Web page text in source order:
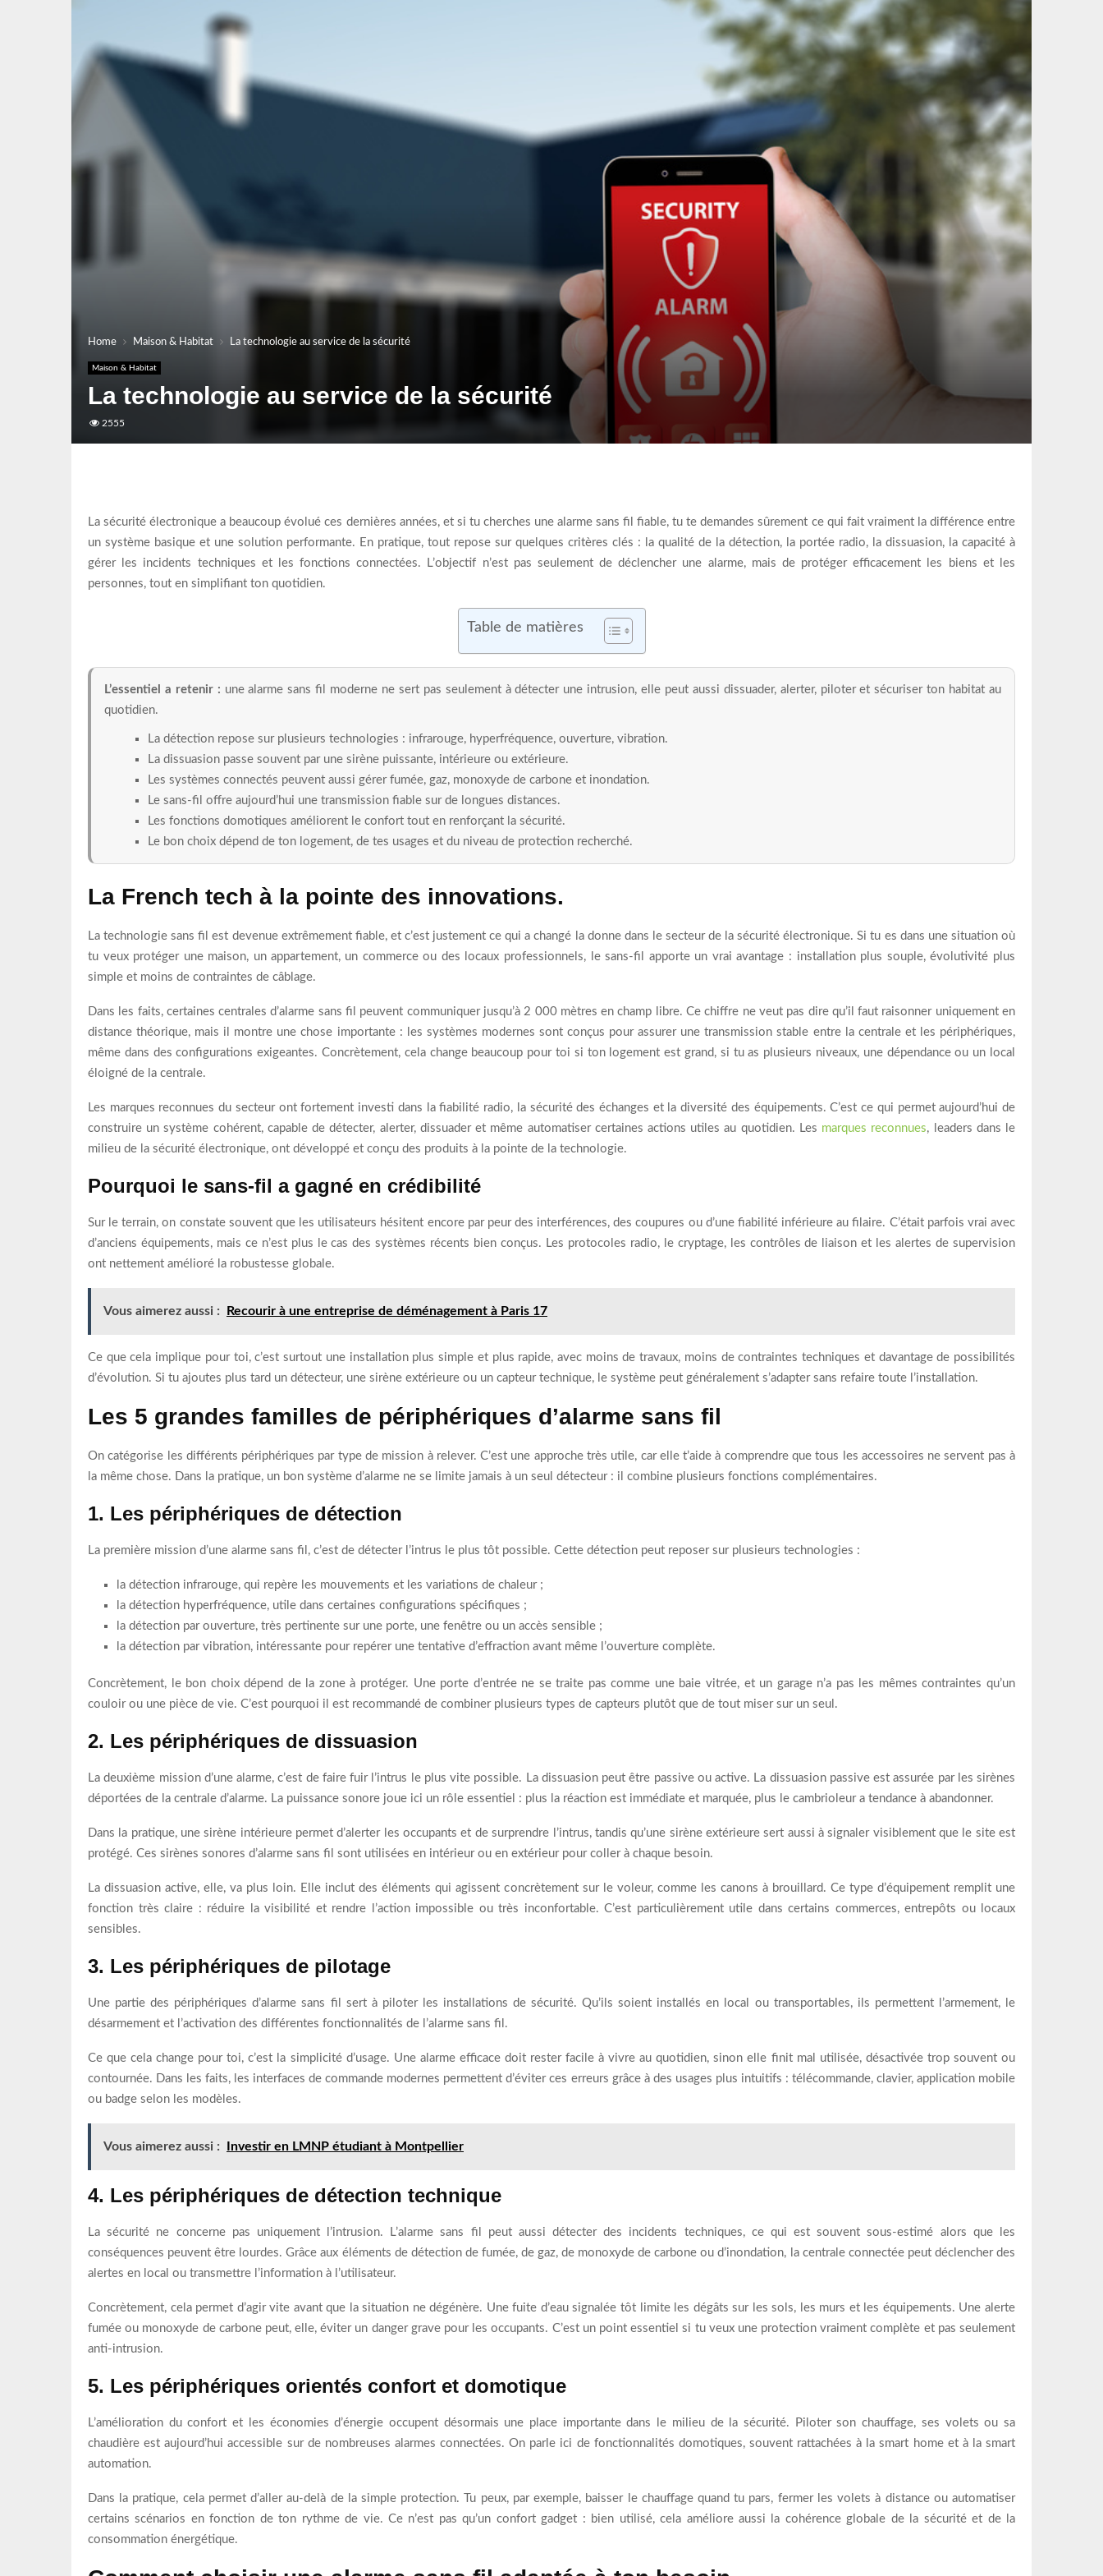
Home Maison & Habitat La technologie au service de la sécurité
Maison & Habitat
La technologie au service de la sécurité
2555
La sécurité électronique a beaucoup évolué ces dernières années, et si tu cherches une alarme sans fil fiable, tu te demandes sûrement ce qui fait vraiment la différence entre
un système basique et une solution performante. En pratique, tout repose sur quelques critères clés : la qualité de la détection, la portée radio, la dissuasion, la capacité à
gérer les incidents techniques et les fonctions connectées. L’objectif n’est pas seulement de déclencher une alarme, mais de protéger efficacement les biens et les
personnes, tout en simplifiant ton quotidien.
Table de matières
L’essentiel a retenir : une alarme sans fil moderne ne sert pas seulement à détecter une intrusion, elle peut aussi dissuader, alerter, piloter et sécuriser ton habitat au
quotidien.
La détection repose sur plusieurs technologies : infrarouge, hyperfréquence, ouverture, vibration.
La dissuasion passe souvent par une sirène puissante, intérieure ou extérieure.
Les systèmes connectés peuvent aussi gérer fumée, gaz, monoxyde de carbone et inondation.
Le sans-fil offre aujourd’hui une transmission fiable sur de longues distances.
Les fonctions domotiques améliorent le confort tout en renforçant la sécurité.
Le bon choix dépend de ton logement, de tes usages et du niveau de protection recherché.
La French tech à la pointe des innovations.
La technologie sans fil est devenue extrêmement fiable, et c’est justement ce qui a changé la donne dans le secteur de la sécurité électronique. Si tu es dans une situation où
tu veux protéger une maison, un appartement, un commerce ou des locaux professionnels, le sans-fil apporte un vrai avantage : installation plus souple, évolutivité plus
simple et moins de contraintes de câblage.
Dans les faits, certaines centrales d’alarme sans fil peuvent communiquer jusqu’à 2 000 mètres en champ libre. Ce chiffre ne veut pas dire qu’il faut raisonner uniquement en
distance théorique, mais il montre une chose importante : les systèmes modernes sont conçus pour assurer une transmission stable entre la centrale et les périphériques,
même dans des configurations exigeantes. Concrètement, cela change beaucoup pour toi si ton logement est grand, si tu as plusieurs niveaux, une dépendance ou un local
éloigné de la centrale.
Les marques reconnues du secteur ont fortement investi dans la fiabilité radio, la sécurité des échanges et la diversité des équipements. C’est ce qui permet aujourd’hui de
construire un système cohérent, capable de détecter, alerter, dissuader et même automatiser certaines actions utiles au quotidien. Les marques reconnues, leaders dans le
milieu de la sécurité électronique, ont développé et conçu des produits à la pointe de la technologie.
Pourquoi le sans-fil a gagné en crédibilité
Sur le terrain, on constate souvent que les utilisateurs hésitent encore par peur des interférences, des coupures ou d’une fiabilité inférieure au filaire. C’était parfois vrai avec
d’anciens équipements, mais ce n’est plus le cas des systèmes récents bien conçus. Les protocoles radio, le cryptage, les contrôles de liaison et les alertes de supervision
ont nettement amélioré la robustesse globale.
Vous aimerez aussi : Recourir à une entreprise de déménagement à Paris 17
Ce que cela implique pour toi, c’est surtout une installation plus simple et plus rapide, avec moins de travaux, moins de contraintes techniques et davantage de possibilités
d’évolution. Si tu ajoutes plus tard un détecteur, une sirène extérieure ou un capteur technique, le système peut généralement s’adapter sans refaire toute l’installation.
Les 5 grandes familles de périphériques d’alarme sans fil
On catégorise les différents périphériques par type de mission à relever. C’est une approche très utile, car elle t’aide à comprendre que tous les accessoires ne servent pas à
la même chose. Dans la pratique, un bon système d’alarme ne se limite jamais à un seul détecteur : il combine plusieurs fonctions complémentaires.
1. Les périphériques de détection
La première mission d’une alarme sans fil, c’est de détecter l’intrus le plus tôt possible. Cette détection peut reposer sur plusieurs technologies :
la détection infrarouge, qui repère les mouvements et les variations de chaleur ;
la détection hyperfréquence, utile dans certaines configurations spécifiques ;
la détection par ouverture, très pertinente sur une porte, une fenêtre ou un accès sensible ;
la détection par vibration, intéressante pour repérer une tentative d’effraction avant même l’ouverture complète.
Concrètement, le bon choix dépend de la zone à protéger. Une porte d’entrée ne se traite pas comme une baie vitrée, et un garage n’a pas les mêmes contraintes qu’un
couloir ou une pièce de vie. C’est pourquoi il est recommandé de combiner plusieurs types de capteurs plutôt que de tout miser sur un seul.
2. Les périphériques de dissuasion
La deuxième mission d’une alarme, c’est de faire fuir l’intrus le plus vite possible. La dissuasion peut être passive ou active. La dissuasion passive est assurée par les sirènes
déportées de la centrale d’alarme. La puissance sonore joue ici un rôle essentiel : plus la réaction est immédiate et marquée, plus le cambrioleur a tendance à abandonner.
Dans la pratique, une sirène intérieure permet d’alerter les occupants et de surprendre l’intrus, tandis qu’une sirène extérieure sert aussi à signaler visiblement que le site est
protégé. Ces sirènes sonores d’alarme sans fil sont utilisées en intérieur ou en extérieur pour coller à chaque besoin.
La dissuasion active, elle, va plus loin. Elle inclut des éléments qui agissent concrètement sur le voleur, comme les canons à brouillard. Ce type d’équipement remplit une
fonction très claire : réduire la visibilité et rendre l’action impossible ou très inconfortable. C’est particulièrement utile dans certains commerces, entrepôts ou locaux
sensibles.
3. Les périphériques de pilotage
Une partie des périphériques d’alarme sans fil sert à piloter les installations de sécurité. Qu’ils soient installés en local ou transportables, ils permettent l’armement, le
désarmement et l’activation des différentes fonctionnalités de l’alarme sans fil.
Ce que cela change pour toi, c’est la simplicité d’usage. Une alarme efficace doit rester facile à vivre au quotidien, sinon elle finit mal utilisée, désactivée trop souvent ou
contournée. Dans les faits, les interfaces de commande modernes permettent d’éviter ces erreurs grâce à des usages plus intuitifs : télécommande, clavier, application mobile
ou badge selon les modèles.
Vous aimerez aussi : Investir en LMNP étudiant à Montpellier
4. Les périphériques de détection technique
La sécurité ne concerne pas uniquement l’intrusion. L’alarme sans fil peut aussi détecter des incidents techniques, ce qui est souvent sous-estimé alors que les
conséquences peuvent être lourdes. Grâce aux éléments de détection de fumée, de gaz, de monoxyde de carbone ou d’inondation, la centrale connectée peut déclencher des
alertes en local ou transmettre l’information à l’utilisateur.
Concrètement, cela permet d’agir vite avant que la situation ne dégénère. Une fuite d’eau signalée tôt limite les dégâts sur les sols, les murs et les équipements. Une alerte
fumée ou monoxyde de carbone peut, elle, éviter un danger grave pour les occupants. C’est un point essentiel si tu veux une protection vraiment complète et pas seulement
anti-intrusion.
5. Les périphériques orientés confort et domotique
L’amélioration du confort et les économies d’énergie occupent désormais une place importante dans le milieu de la sécurité. Piloter son chauffage, ses volets ou sa
chaudière est aujourd’hui accessible sur de nombreuses alarmes connectées. On parle ici de fonctionnalités domotiques, souvent rattachées à la smart home et à la smart
automation.
Dans la pratique, cela permet d’aller au-delà de la simple protection. Tu peux, par exemple, baisser le chauffage quand tu pars, fermer les volets à distance ou automatiser
certains scénarios en fonction de ton rythme de vie. Ce n’est pas qu’un confort gadget : bien utilisé, cela améliore aussi la cohérence globale de la sécurité et de la
consommation énergétique.